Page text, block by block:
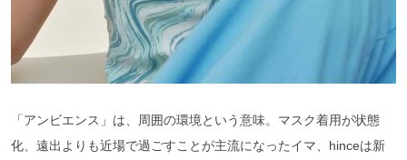
「アンビエンス」は、周囲の環境という意味。マスク着用が状態
化、遠出よりも近場で過ごすことが主流になったイマ、hinceは新